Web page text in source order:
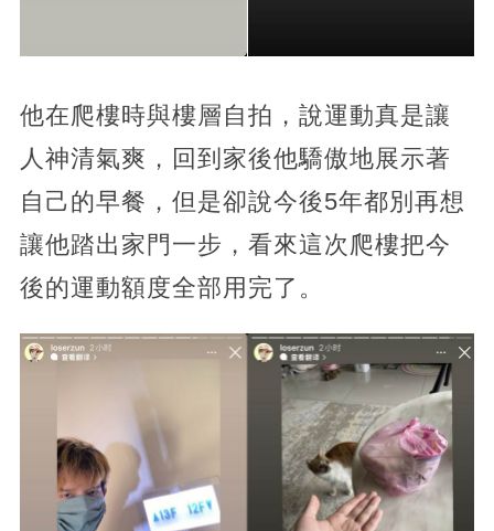
他在爬樓時與樓層自拍，說運動真是讓
人神清氣爽，回到家後他驕傲地展示著
自己的早餐，但是卻說今後5年都別再想
讓他踏出家門一步，看來這次爬樓把今
後的運動額度全部用完了。